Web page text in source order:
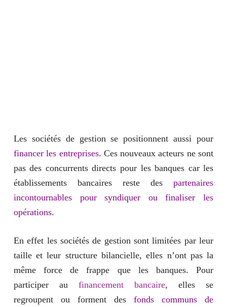
Les sociétés de gestion se positionnent aussi pour
financer les entreprises. Ces nouveaux acteurs ne sont
pas des concurrents directs pour les banques car les
établissements bancaires reste despartenaires
incontournables pour syndiquer ou finaliser les
opérations.
En effet les sociétés de gestion sont limitées par leur
taille et leur structure bilancielle, elles n’ont pas la
même force de frappe que les banques. Pour
participer au financement bancaire, elles se
regroupent ou forment des fonds communs de